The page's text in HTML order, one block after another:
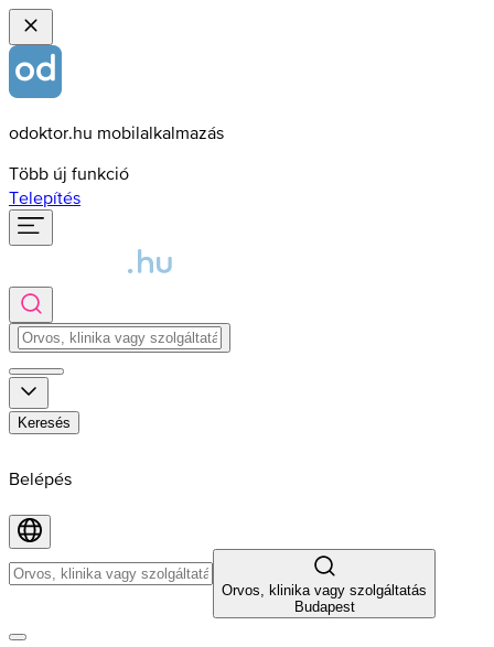
odoktor.hu mobilalkalmazás
Több új funkció
Telepítés
Keresés
Belépés
Orvos, klinika vagy szolgáltatás
Budapest